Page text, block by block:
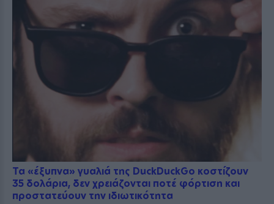
Τα «έξυπνα» γυαλιά της DuckDuckGo κοστίζουν
35 δολάρια, δεν χρειάζονται ποτέ φόρτιση και
προστατεύουν την ιδιωτικότητα